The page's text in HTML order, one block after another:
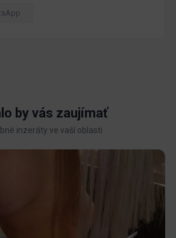
by vás zaujímať
inzeráty ve vaší oblasti